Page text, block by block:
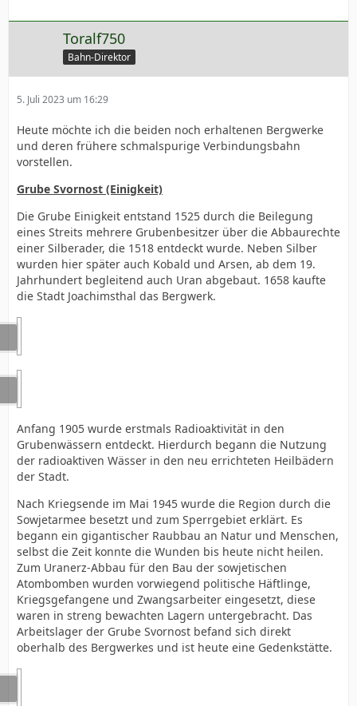
Toralf750
Bahn-Direktor
5. Juli 2023 um 16:29
Heute möchte ich die beiden noch erhaltenen Bergwerke
und deren frühere schmalspurige Verbindungsbahn
vorstellen.
Grube Svornost (Einigkeit)
Die Grube Einigkeit entstand 1525 durch die Beilegung
eines Streits mehrere Grubenbesitzer über die Abbaurechte
einer Silberader, die 1518 entdeckt wurde. Neben Silber
wurden hier später auch Kobald und Arsen, ab dem 19.
Jahrhundert begleitend auch Uran abgebaut. 1658 kaufte
die Stadt Joachimsthal das Bergwerk.
Anfang 1905 wurde erstmals Radioaktivität in den
Grubenwässern entdeckt. Hierdurch begann die Nutzung
der radioaktiven Wässer in den neu errichteten Heilbädern
der Stadt.
Nach Kriegsende im Mai 1945 wurde die Region durch die
Sowjetarmee besetzt und zum Sperrgebiet erklärt. Es
begann ein gigantischer Raubbau an Natur und Menschen,
selbst die Zeit konnte die Wunden bis heute nicht heilen.
Zum Uranerz-Abbau für den Bau der sowjetischen
Atombomben wurden vorwiegend politische Häftlinge,
Kriegsgefangene und Zwangsarbeiter eingesetzt, diese
waren in streng bewachten Lagern untergebracht. Das
Arbeitslager der Grube Svornost befand sich direkt
oberhalb des Bergwerkes und ist heute eine Gedenkstätte.